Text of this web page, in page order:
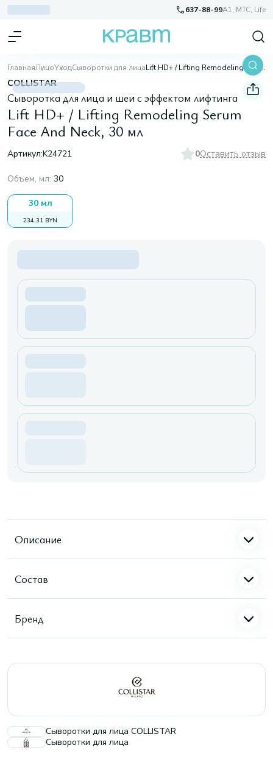
637-88-99A1, МТС, Life
ГлавнаяЛицоУходСыворотки для лица Lift HD+ / Lifting Remodeling Serum Face And Neck, 30 мл
COLLISTAR
Сыворотка для лица и шеи с эффектом лифтинга
Lift HD+ / Lifting Remodeling Serum
Face And Neck, 30 мл
Артикул:K24721 0Оставить отзыв
Объем, мл: 30
30 мл
234,31 BYN
Описание
Состав
Бренд
Сыворотки для лица COLLISTAR
Сыворотки для лица